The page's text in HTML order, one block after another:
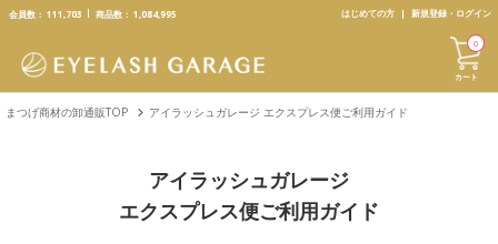
text.skipToContent
text.skipToNavigation
会員数： 111,703 商品数： 1,084,995 はじめての方 新規登録・ログイン
カート
0
まつげ商材の卸通販TOP アイラッシュガレージ エクスプレス便ご利用ガイド
アイラッシュガレージ
エクスプレス便ご利用ガイド